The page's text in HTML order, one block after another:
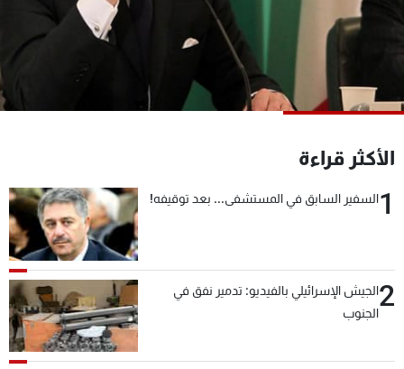
الأكثر قراءة
1السفير السابق في المستشفى... بعد توقيفه!
2الجيش الإسرائيلي بالفيديو: تدمير نفق في
الجنوب
شاهد البرامج
الترددات
عن MTV
الإنـتـاج
وظائف
تواصل معنا